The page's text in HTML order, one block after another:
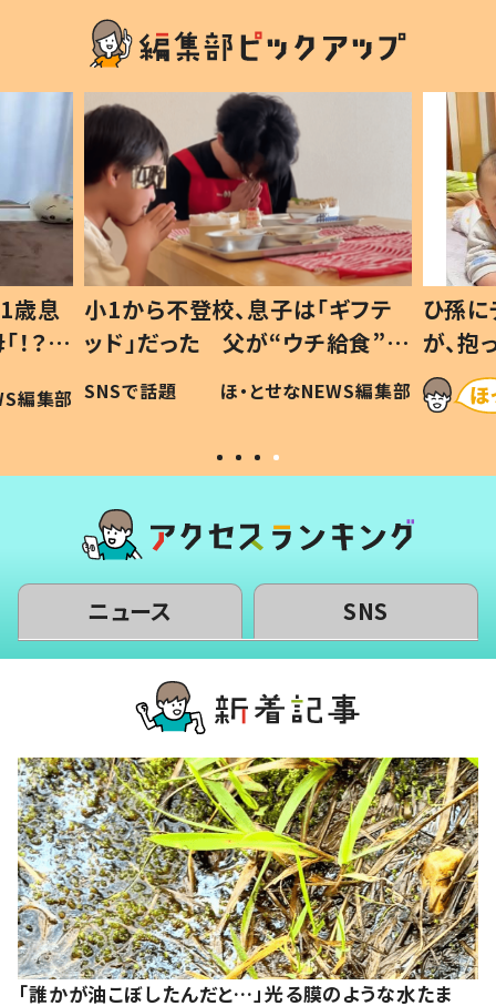
歳息
？」
編集部
小1から不登校、息子は「ギフテ
ッド」だった 父が“ウチ給食”を
作り続ける理由とは #令和の親
#令和の子
SNSで話題 ほ・とせなNEWS編集部
ひ孫
が、
「涙が
い」
ニュース SNS
「誰かが油こぼしたんだと…」光る膜のような水たま